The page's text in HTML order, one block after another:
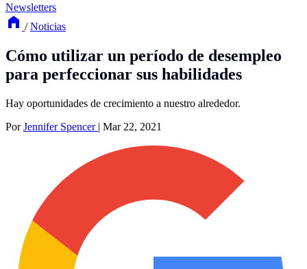
Newsletters
/ Noticias
Cómo utilizar un período de desempleo
para perfeccionar sus habilidades
Hay oportunidades de crecimiento a nuestro alrededor.
PorJennifer Spencer | Mar 22, 2021